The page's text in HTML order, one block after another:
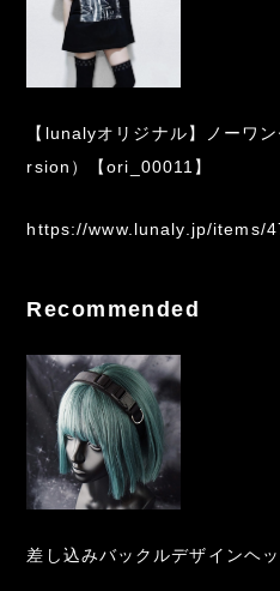
【lunalyオリジナル】ノーワ
rsion）【ori_00011】
https://www.lunaly.jp/items/
Recommended
差し込みバックルデザインヘ